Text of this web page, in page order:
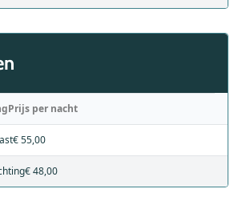
Prijs per nacht
€ 55,00
€ 48,00